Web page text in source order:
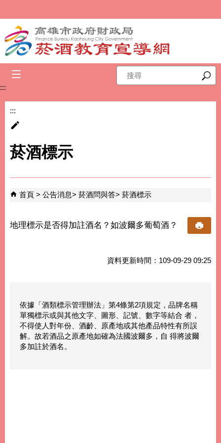
搜
尋
:::
:::
菸酒標示
首頁 公告消息 菸酒問與答 菸酒標示
地理標示是否得加註酒名？如波爾多葡萄酒？
資料更新時間：109-09-29 09:25
依據「酒類標示管理辦法」第4條第2項規定，品牌名稱
單獨標示或與其他文字、圖形、記號、數字等結合 者，
不得使人對年份、酒齡、原產地或其他產品特性有所誤
解。故若酒品之原產地如確為法國波爾多，自 得將波爾
多加註於酒名。